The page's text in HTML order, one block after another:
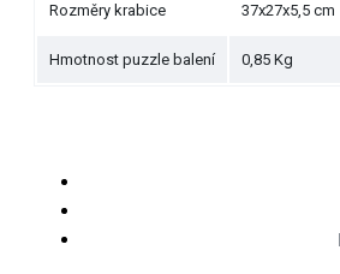
Rozměry krabice 37x27x5,5 cm
Hmotnost puzzle balení 0,85 Kg